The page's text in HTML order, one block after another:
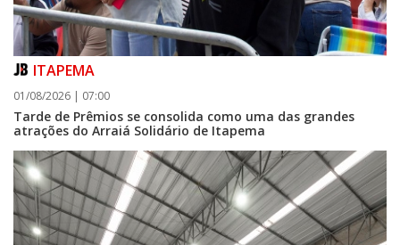
05/08/2026 | 07:00
Curta-metragem navegantino estreia no Cineteatro Carecão com debate
sobre direitos da mulher
ITAPEMA
01/08/2026 | 07:00
Tarde de Prêmios se consolida como uma das grandes
atrações do Arraiá Solidário de Itapema